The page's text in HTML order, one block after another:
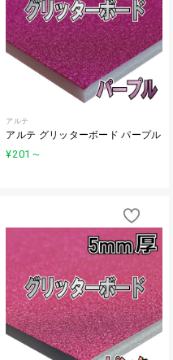
アルテ
アルテ グリッターボード パープル
¥201 ～